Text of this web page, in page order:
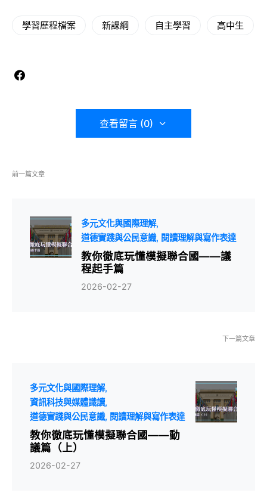
學習歷程檔案 新課綱 自主學習 高中生
查看留言 (0)
前一篇文章
多元文化與國際理解
道德實踐與公民意識 閱讀理解與寫作表達
教你徹底玩懂模擬聯合國——議
程起手篇
2026-02-27
下一篇文章
多元文化與國際理解
資訊科技與媒體識讀
道德實踐與公民意識 閱讀理解與寫作表達
教你徹底玩懂模擬聯合國——動
議篇（上）
2026-02-27